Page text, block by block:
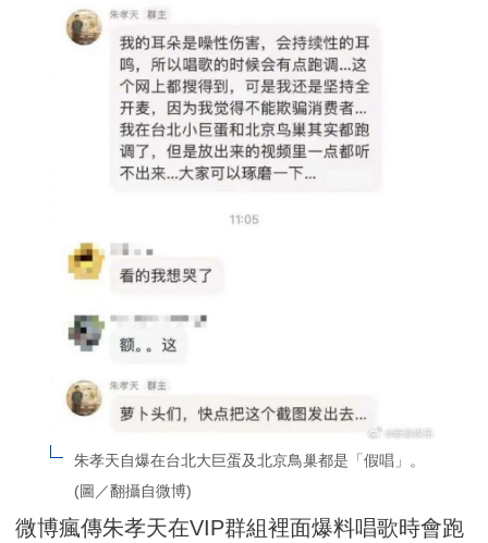
朱孝天自爆在台北大巨蛋及北京鳥巢都是「假唱」。
(圖／翻攝自微博)
微博瘋傳朱孝天在VIP群組裡面爆料唱歌時會跑